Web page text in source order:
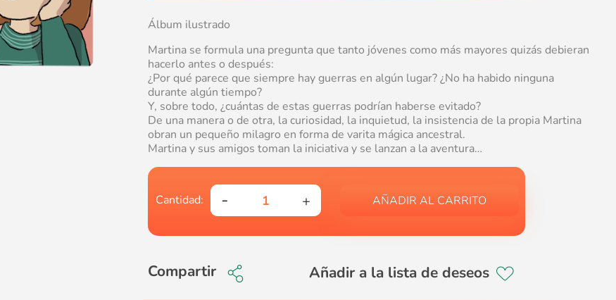
Álbum ilustrado
Martina se formula una pregunta que tanto jóvenes como más mayores quizás debieran
hacerlo antes o después:
¿Por qué parece que siempre hay guerras en algún lugar? ¿No ha habido ninguna
durante algún tiempo?
Y, sobre todo, ¿cuántas de estas guerras podrían haberse evitado?
De una manera o de otra, la curiosidad, la inquietud, la insistencia de la propia Martina
obran un pequeño milagro en forma de varita mágica ancestral.
Martina y sus amigos toman la iniciativa y se lanzan a la aventura…
AÑADIR AL CARRITO
Compartir